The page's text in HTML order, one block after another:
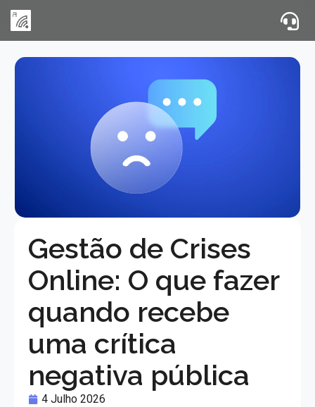
Gestão de Crises
Online: O que fazer
quando recebe
uma crítica
negativa pública
4 Julho 2026